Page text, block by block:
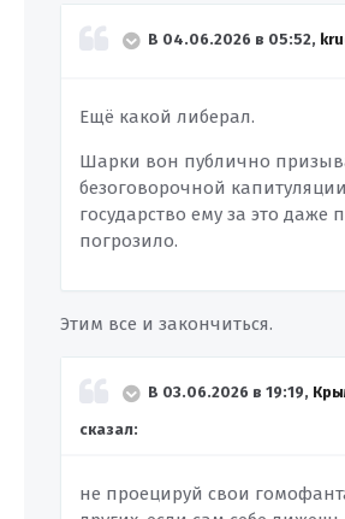
В 04.06.2026 в 05:52,
Ещё какой либерал.
Шарки вон публично
безоговорочной
государство ему за это даже
погрозило.
Этим все и закончиться.
В 03.06.2026 в 19:19,
сказал:
не проецируй свои